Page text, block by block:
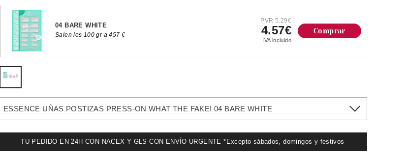
04 BARE WHITE
Salen los 100 gr a 457 €
PVR 5.29€
4.57€
IVA incluido
Comprar
ESSENCE UÑAS POSTIZAS PRESS-ON WHAT THE FAKE! 04 BARE WHITE
TU PEDIDO EN 24H CON NACEX Y GLS CON ENVÍO URGENTE *Excepto sábados, domingos y festivos